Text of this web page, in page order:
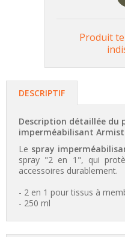
Produit
DESCRIPTIF
Description détaillée du
imperméabilisant
Le spray
spray "2 en 1", qui
accessoires durablement.
- 2 en 1 pour tissus à
- 250 ml